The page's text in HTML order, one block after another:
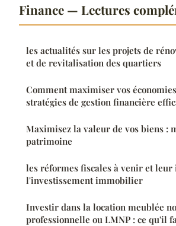
Finance — Lectures
les actualités sur les projets de
et de revitalisation des quartiers
Comment maximiser vos
stratégies de gestion financière
Maximisez la valeur de vos biens :
patrimoine
les réformes fiscales à venir et leur
l'investissement immobilier
Investir dans la location meublée
professionnelle ou LMNP : ce qu'il